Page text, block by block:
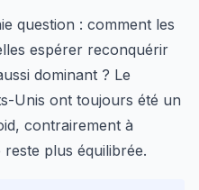
question : comment les
espérer reconquérir
dominant ? Le
Unis ont toujours été un
contrairement à
plus équilibrée.